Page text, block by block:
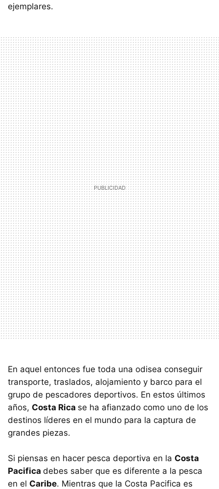
ejemplares.
En aquel entonces fue toda una odisea conseguir
transporte, traslados, alojamiento y barco para el
grupo de pescadores deportivos. En estos últimos
años, Costa Rica se ha afianzado como uno de los
destinos líderes en el mundo para la captura de
grandes piezas.
Si piensas en hacer pesca deportiva en la Costa
Pacifica debes saber que es diferente a la pesca
en el Caribe. Mientras que la Costa Pacifica es